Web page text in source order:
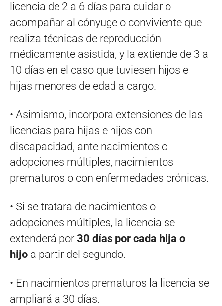
licencia de 2 a 6 días para cuidar o
acompañar al cónyuge o conviviente que
realiza técnicas de reproducción
médicamente asistida, y la extiende de 3 a
10 días en el caso que tuviesen hijos e
hijas menores de edad a cargo.
• Asimismo, incorpora extensiones de las
licencias para hijas e hijos con
discapacidad, ante nacimientos o
adopciones múltiples, nacimientos
prematuros o con enfermedades crónicas.
• Si se tratara de nacimientos o
adopciones múltiples, la licencia se
extenderá por 30 días por cada hija o
hijo a partir del segundo.
• En nacimientos prematuros la licencia se
ampliará a 30 días.